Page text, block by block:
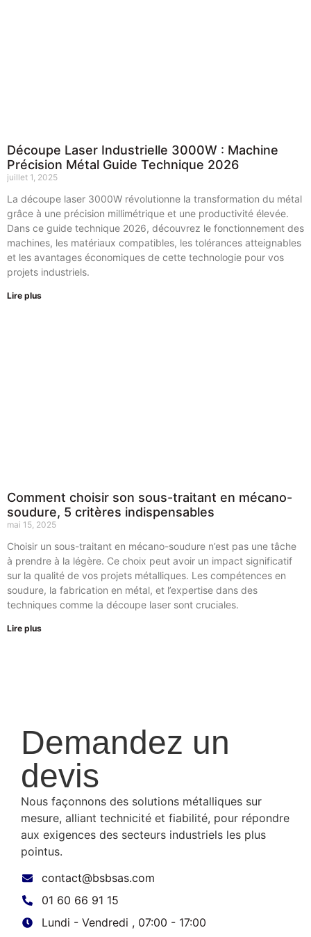
Découpe Laser Industrielle 3000W : Machine
Précision Métal Guide Technique 2026
juillet 1, 2025
La découpe laser 3000W révolutionne la transformation du métal
grâce à une précision millimétrique et une productivité élevée.
Dans ce guide technique 2026, découvrez le fonctionnement des
machines, les matériaux compatibles, les tolérances atteignables
et les avantages économiques de cette technologie pour vos
projets industriels.
Lire plus
Comment choisir son sous-traitant en mécano-
soudure, 5 critères indispensables
mai 15, 2025
Choisir un sous-traitant en mécano-soudure n’est pas une tâche
à prendre à la légère. Ce choix peut avoir un impact significatif
sur la qualité de vos projets métalliques. Les compétences en
soudure, la fabrication en métal, et l’expertise dans des
techniques comme la découpe laser sont cruciales.
Lire plus
Demandez un
devis
Nous façonnons des solutions métalliques sur
mesure, alliant technicité et fiabilité, pour répondre
aux exigences des secteurs industriels les plus
pointus.
contact@bsbsas.com
01 60 66 91 15
Lundi - Vendredi , 07:00 - 17:00